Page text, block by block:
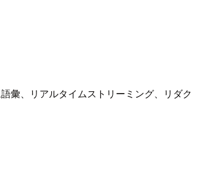
彙、リアルタイムストリーミング、リダク